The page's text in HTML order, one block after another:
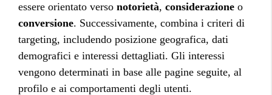
essere orientato verso notorietà, considerazione o
conversione. Successivamente, combina i criteri di
targeting, includendo posizione geografica, dati
demografici e interessi dettagliati. Gli interessi
vengono determinati in base alle pagine seguite, al
profilo e ai comportamenti degli utenti.